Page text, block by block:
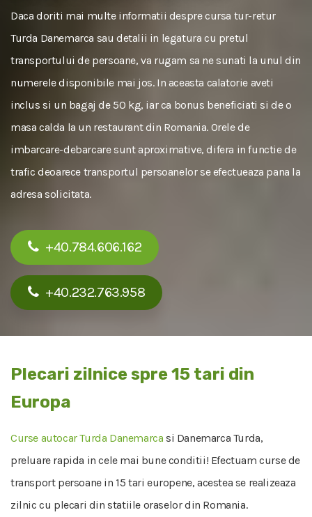
Daca doriti mai multe informatii despre cursa tur-retur
Turda Danemarca sau detalii in legatura cu pretul
transportului de persoane, va rugam sa ne sunati la unul din
numerele disponibile mai jos. In aceasta calatorie aveti
inclus si un bagaj de 50 kg, iar ca bonus beneficiati si de o
masa calda la un restaurant din Romania. Orele de
imbarcare-debarcare sunt aproximative, difera in functie de
trafic deoarece transportul persoanelor se efectueaza pana la
adresa solicitata.
+40.784.606.162
+40.232.763.958
Plecari zilnice spre 15 tari din
Europa
Curse autocar Turda Danemarca si Danemarca Turda,
preluare rapida in cele mai bune conditii! Efectuam curse de
transport persoane in 15 tari europene, acestea se realizeaza
zilnic cu plecari din statiile oraselor din Romania.